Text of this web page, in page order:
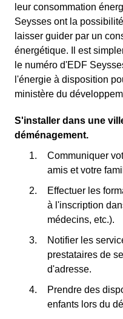
leur consommation
Seysses ont la
laisser guider par un
énergétique. Il est
le numéro d'EDF
l'énergie à disposition
ministère du
S'installer dans une
déménagement.
Communiquer
amis et votre
Effectuer les
à l'inscription
médecins, etc.).
Notifier les
prestataires de
d'adresse.
Prendre des
enfants lors du